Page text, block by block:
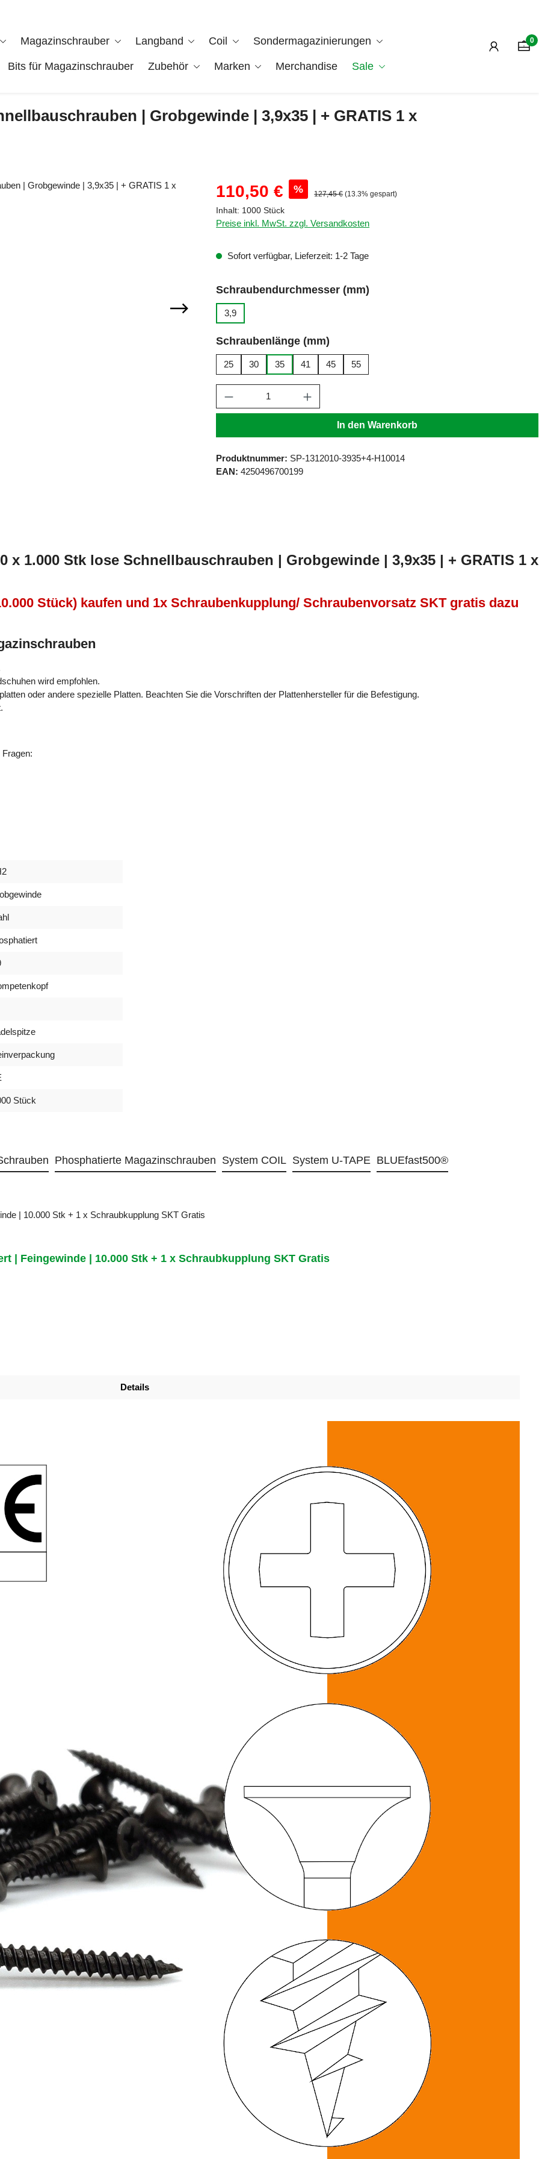
Magazinschrauber Langband Coil Sondermagazinierungen
Bits für Magazinschrauber Zubehör Marken Merchandise Sale
0
| Grobgewinde | 3,9x35 | + GRATIS 1 x
Verkaufspreis:
110,50 € % Regulärer Preis:
127,45 € (13.3% gespart)
Inhalt: 1000 Stück
Preise inkl. MwSt. zzgl. Versandkosten
Sofort verfügbar, Lieferzeit: 1-2 Tage
Schraubendurchmesser (mm)
3,9
Schraubenlänge (mm)
25 30 35 41 45 55
Produkt Anzahl: Gib den gewünschten Wert ein
In den Warenkorb
Produktnummer: SP-1312010-3935+4-H10014
EAN: 4250496700199
x 1.000 Stk lose Schnellbauschrauben | Grobgewinde | 3,9x35 | + GRATIS 1 x
Stück) kaufen und 1x Schraubenkupplung/ Schraubenvorsatz SKT gratis dazu
wird empfohlen.
oder andere spezielle Platten. Beachten Sie die Vorschriften der Plattenhersteller für die Befestigung.
Stück
Phosphatierte Magazinschrauben System COIL System U-TAPE BLUEfast500®
| Feingewinde | 10.000 Stk + 1 x Schraubkupplung SKT Gratis
Details